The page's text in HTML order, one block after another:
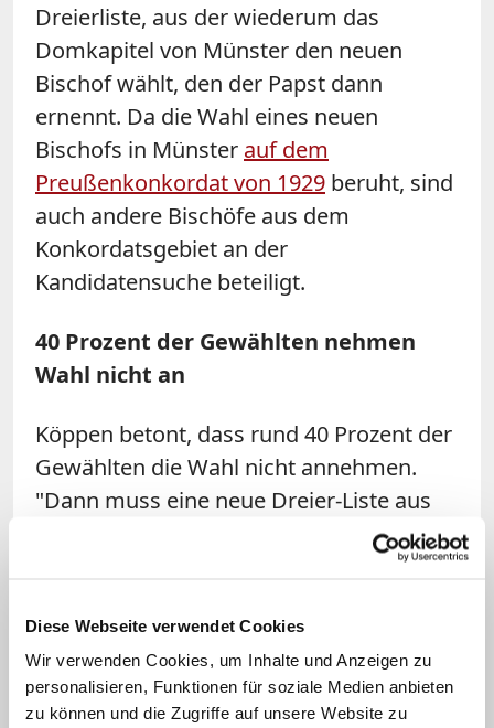
Diese Webseite verwendet Cookies
Wir verwenden Cookies, um Inhalte und Anzeigen zu
personalisieren, Funktionen für soziale Medien anbieten
zu können und die Zugriffe auf unsere Website zu
Dreierliste, aus der wiederum das
Domkapitel von Münster den neuen
Bischof wählt, den der Papst dann
ernennt. Da die Wahl eines neuen
Bischofs in Münster auf dem
Preußenkonkordat von 1929 beruht, sind
auch andere Bischöfe aus dem
Konkordatsgebiet an der
Kandidatensuche beteiligt.
40 Prozent der Gewählten nehmen
Wahl nicht an
Köppen betont, dass rund 40 Prozent der
Gewählten die Wahl nicht annehmen.
"Dann muss eine neue Dreier-Liste aus
Rom her und neu abgestimmt werden"
Die Frage, ob er sich nicht selbst zur
schlage sich nicht selbst vor, außerdem
sei das Bischofsamt eine "Riesenaufgabe
und eine große Verantwortung", so der